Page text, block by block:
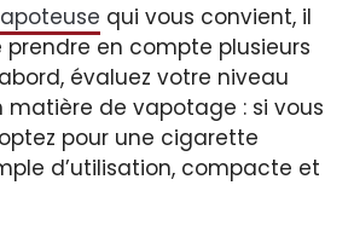
qui vous convient, il
prendre en compte plusieurs
évaluez votre niveau
matière de vapotage : si vous
pour une cigarette
d’utilisation, compacte et